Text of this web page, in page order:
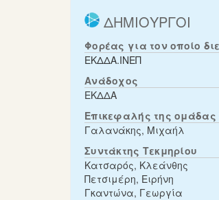
ΔΗΜΙΟΥΡΓΟΙ
Φορέας για τον οποίο
ΕΚΔΔΑ.ΙΝΕΠ
Ανάδοχος
ΕΚΔΔΑ
Επικεφαλής της ομάδας
Γαλανάκης, Μιχαήλ
Συντάκτης Τεκμηρίου
Κατσαρός, Κλεάνθης
Πετσιμέρη, Ειρήνη
Γκαντώνα, Γεωργία